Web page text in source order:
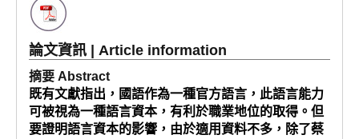
論文資訊 | Article information
摘要 Abstract
既有文獻指出，國語作為一種官方語言，此語言能力
可被視為一種語言資本，有利於職業地位的取得。但
要證明語言資本的影響，由於適用資料不多，除了蔡